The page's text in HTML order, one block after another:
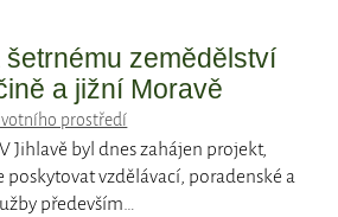
šetrnému zemědělství
a jižní Moravě
prostředí
Jihlavě byl dnes zahájen projekt,
poskytovat vzdělávací, poradenské a
především…